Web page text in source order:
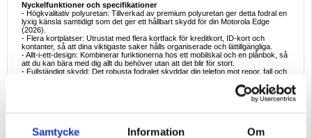
Samtycke Information Om
Nyckelfunktioner och specifikationer
- Högkvalitativ polyuretan: Tillverkad av premium polyuretan ger detta fodral en
lyxig känsla samtidigt som det ger ett hållbart skydd för din Motorola Edge
(2026).
- Flera kortplatser: Utrustat med flera kortfack för kreditkort, ID-kort och
kontanter, så att dina viktigaste saker hålls organiserade och lättillgängliga.
- Allt-i-ett-design: Kombinerar funktionerna hos ett mobilskal och en plånbok, så
att du kan bära med dig allt du behöver utan att det blir för stort.
- Fullständigt skydd: Det robusta fodralet skyddar din telefon mot repor, fall och
- Magnetisk stängning: Den säkra magnetfliken håller plånboksfodralet stängt
och ser till att din telefon och dina kort är säkra inuti (Vikt: ca 0,15 kg).
effektivisera sina dagliga nödvändigheter. Det är perfekt för dem som föredrar